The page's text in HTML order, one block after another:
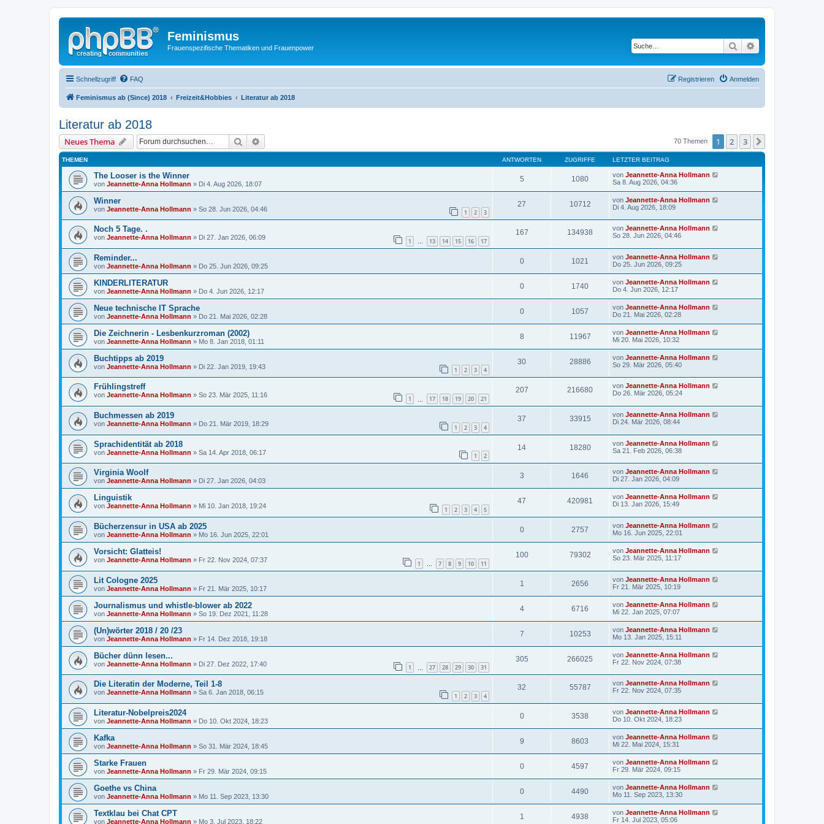
Feminismus
Frauenspezifische Thematiken und Frauenpower Suche
Schnellzugriff FAQ Anmelden
Registrieren
Feminismus ab (Since) 2018 Freizeit&Hobbies Literatur ab 2018
Literatur ab 2018
Neues Thema Suche 70 Themen 1 2 3
THEMEN ANTWORTEN ZUGRIFFE LETZTER BEITRAG
The Looser is the Winner
von Jeannette-Anna Hollmann » Di 4. Aug 2026, 18:07
5 1080 von Jeannette-Anna Hollmann
Sa 8. Aug 2026, 04:36
Winner
von Jeannette-Anna Hollmann » So 28. Jun 2026, 04:46 1 2 3
27 10712 von Jeannette-Anna Hollmann
Di 4. Aug 2026, 18:09
Noch 5 Tage. .
von Jeannette-Anna Hollmann » Di 27. Jan 2026, 06:09 1 … 13 14 15 16 17
167 134938 von Jeannette-Anna Hollmann
So 28. Jun 2026, 04:46
Reminder...
von Jeannette-Anna Hollmann » Do 25. Jun 2026, 09:25
0 1021 von Jeannette-Anna Hollmann
Do 25. Jun 2026, 09:25
KINDERLITERATUR
von Jeannette-Anna Hollmann » Do 4. Jun 2026, 12:17
0 1740 von Jeannette-Anna Hollmann
Do 4. Jun 2026, 12:17
Neue technische IT Sprache
von Jeannette-Anna Hollmann » Do 21. Mai 2026, 02:28
0 1057 von Jeannette-Anna Hollmann
Do 21. Mai 2026, 02:28
Die Zeichnerin - Lesbenkurzroman (2002)
von Jeannette-Anna Hollmann » Mo 8. Jan 2018, 01:11
8 11967 von Jeannette-Anna Hollmann
Mi 20. Mai 2026, 10:32
Buchtipps ab 2019
von Jeannette-Anna Hollmann » Di 22. Jan 2019, 19:43 1 2 3 4
30 28886 von Jeannette-Anna Hollmann
So 29. Mär 2026, 05:40
Frühlingstreff
von Jeannette-Anna Hollmann » So 23. Mär 2025, 11:16 1 17 18 19 20 21
207 216680 von Jeannette-Anna Hollmann
Do 26. Mär 2026, 05:24
Buchmessen ab 2019
von Jeannette-Anna Hollmann » Do 21. Mär 2019, 18:29 1 2 3 4
37 33915 von Jeannette-Anna Hollmann
Di 24. Mär 2026, 08:44
Sprachidentität ab 2018
von Jeannette-Anna Hollmann » Sa 14. Apr 2018, 06:17 1 2
14 18280 von Jeannette-Anna Hollmann
Sa 21. Feb 2026, 06:38
Virginia Woolf
von Jeannette-Anna Hollmann » Di 27. Jan 2026, 04:03
3 1646 von Jeannette-Anna Hollmann
Di 27. Jan 2026, 04:09
Linguistik
von Jeannette-Anna Hollmann » Mi 10. Jan 2018, 19:24 1 2 3 4 5
47 420981 von Jeannette-Anna Hollmann
Di 13. Jan 2026, 15:49
Bücherzensur in USA ab 2025
von Jeannette-Anna Hollmann » Mo 16. Jun 2025, 22:01
0 2757 von Jeannette-Anna Hollmann
Mo 16. Jun 2025, 22:01
Vorsicht: Glatteis!
von Jeannette-Anna Hollmann » Fr 22. Nov 2024, 07:37 1 … 7 8 9 10 11
100 79302 von Jeannette-Anna Hollmann
So 23. Mär 2025, 11:17
Lit Cologne 2025
von Jeannette-Anna Hollmann » Fr 21. Mär 2025, 10:17
1 2656 von Jeannette-Anna Hollmann
Fr 21. Mär 2025, 10:19
Journalismus und whistle-blower ab 2022
von Jeannette-Anna Hollmann » So 19. Dez 2021, 11:28
4 6716 von Jeannette-Anna Hollmann
Mi 22. Jan 2025, 07:07
(Un)wörter 2018 / 20 /23
von Jeannette-Anna Hollmann » Fr 14. Dez 2018, 19:18
7 10253 von Jeannette-Anna Hollmann
Mo 13. Jan 2025, 15:11
Bücher dünn lesen...
von Jeannette-Anna Hollmann » Di 27. Dez 2022, 17:40 1 27 28 29 30 31
305 266025 von Jeannette-Anna Hollmann
Fr 22. Nov 2024, 07:38
Die Literatin der Moderne, Teil 1-8
von Jeannette-Anna Hollmann » Sa 6. Jan 2018, 06:15 1 2 3 4
32 55787 von Jeannette-Anna Hollmann
Fr 22. Nov 2024, 07:35
Literatur-Nobelpreis2024
von Jeannette-Anna Hollmann » Do 10. Okt 2024, 18:23
0 3538 von Jeannette-Anna Hollmann
Do 10. Okt 2024, 18:23
Kafka
von Jeannette-Anna Hollmann » So 31. Mär 2024, 18:45
9 8603 von Jeannette-Anna Hollmann
Mi 22. Mai 2024, 15:31
Starke Frauen
von Jeannette-Anna Hollmann » Fr 29. Mär 2024, 09:15
0 4597 von Jeannette-Anna Hollmann
Fr 29. Mär 2024, 09:15
Goethe vs China
von Jeannette-Anna Hollmann » Mo 11. Sep 2023, 13:30
0 4490 von Jeannette-Anna Hollmann
Mo 11. Sep 2023, 13:30
Textklau bei Chat CPT
von Jeannette-Anna Hollmann » Mo 3. Jul 2023, 18:22
1 4938 von Jeannette-Anna Hollmann
Fr 14. Jul 2023, 05:06